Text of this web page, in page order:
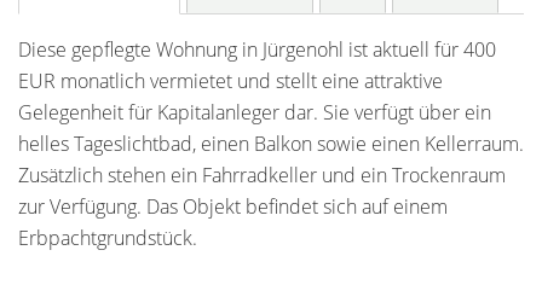
Diese gepflegte Wohnung in Jürgenohl ist aktuell für 400
EUR monatlich vermietet und stellt eine attraktive
Gelegenheit für Kapitalanleger dar. Sie verfügt über ein
helles Tageslichtbad, einen Balkon sowie einen Kellerraum.
Zusätzlich stehen ein Fahrradkeller und ein Trockenraum
zur Verfügung. Das Objekt befindet sich auf einem
Erbpachtgrundstück.